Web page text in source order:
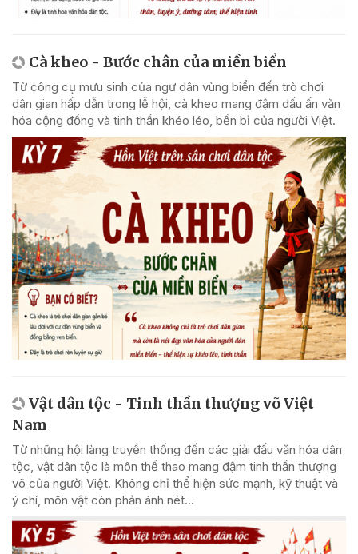
Cà kheo - Bước chân của miền biển
Từ công cụ mưu sinh của ngư dân vùng biển đến trò chơi
dân gian hấp dẫn trong lễ hội, cà kheo mang đậm dấu ấn văn
hóa cộng đồng và tinh thần khéo léo, bền bỉ của người Việt.
Vật dân tộc - Tinh thần thượng võ Việt
Nam
Từ những hội làng truyền thống đến các giải đấu văn hóa dân
tộc, vật dân tộc là môn thể thao mang đậm tinh thần thượng
võ của người Việt. Không chỉ thể hiện sức mạnh, kỹ thuật và
ý chí, môn vật còn phản ánh nét...